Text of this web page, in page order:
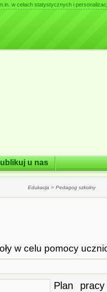
w celach statystycznych i
u nas
Edukacja » Pedagog szkolny
w celu pomocy
Plan